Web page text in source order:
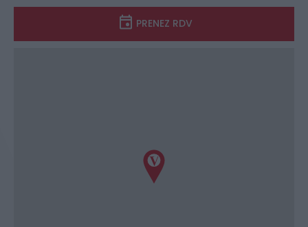
PRENEZ RDV